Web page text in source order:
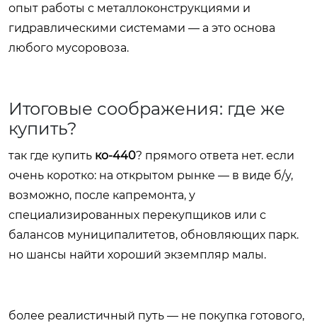
опыт работы с металлоконструкциями и
гидравлическими системами — а это основа
любого мусоровоза.
Итоговые соображения: где же
купить?
так где купить ко-440? прямого ответа нет. если
очень коротко: на открытом рынке — в виде б/у,
возможно, после капремонта, у
специализированных перекупщиков или с
балансов муниципалитетов, обновляющих парк.
но шансы найти хороший экземпляр малы.
более реалистичный путь — не покупка готового,